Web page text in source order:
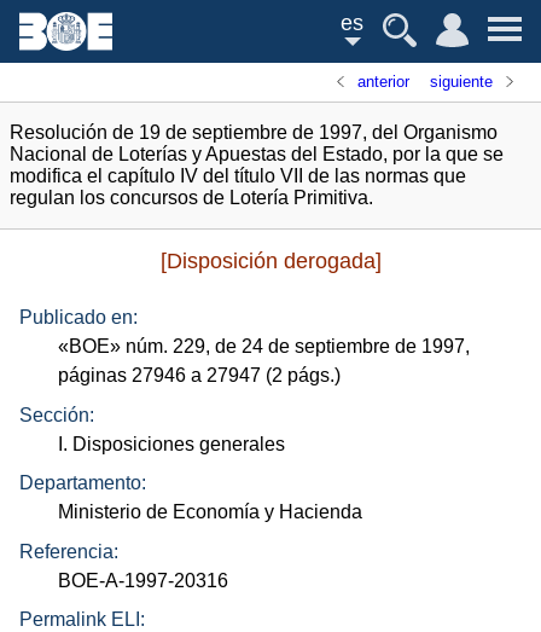
es
anterior siguiente
Resolución de 19 de septiembre de 1997, del Organismo
Nacional de Loterías y Apuestas del Estado, por la que se
modifica el capítulo IV del título VII de las normas que
regulan los concursos de Lotería Primitiva.
[Disposición derogada]
Publicado en:
«BOE» núm. 229, de 24 de septiembre de 1997,
páginas 27946 a 27947 (2 págs.)
Sección:
I. Disposiciones generales
Departamento:
Ministerio de Economía y Hacienda
Referencia:
BOE-A-1997-20316
Permalink ELI: